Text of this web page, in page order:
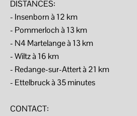
DISTANCES:
- Insenborn à 12 km
- Pommerloch à 13 km
- N4 Martelange à 13 km
- Wiltz à 16 km
- Redange-sur-Attert à 21 km
- Ettelbruck à 35 minutes
CONTACT: